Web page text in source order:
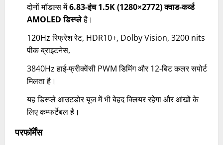
दोनों मॉडल्स में6.83-इंच 1.5K (1280×2772) क्वाड-कर्व्ड
AMOLED डिस्प्लेहै।
120Hz रिफ्रेश रेट, HDR10+, Dolby Vision, 3200 nits
पीक ब्राइटनेस,
3840Hz हाई-फ्रीक्वेंसी PWM डिमिंग और 12-बिट कलर सपोर्ट
मिलता है।
यह डिस्प्ले आउटडोर यूज में भी बेहद क्लियर रहेगा और आंखों के
लिए कम्फर्टेबल है।
परफॉर्मेंस